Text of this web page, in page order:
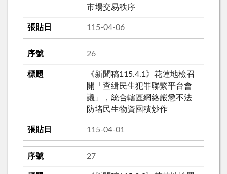
市場交易秩序
115-04-06
26
《新聞稿115.4.1》花蓮地檢召
開「查緝民生犯罪聯繫平台會
議」，統合轄區網絡嚴懲不法
防堵民生物資囤積炒作
115-04-01
27